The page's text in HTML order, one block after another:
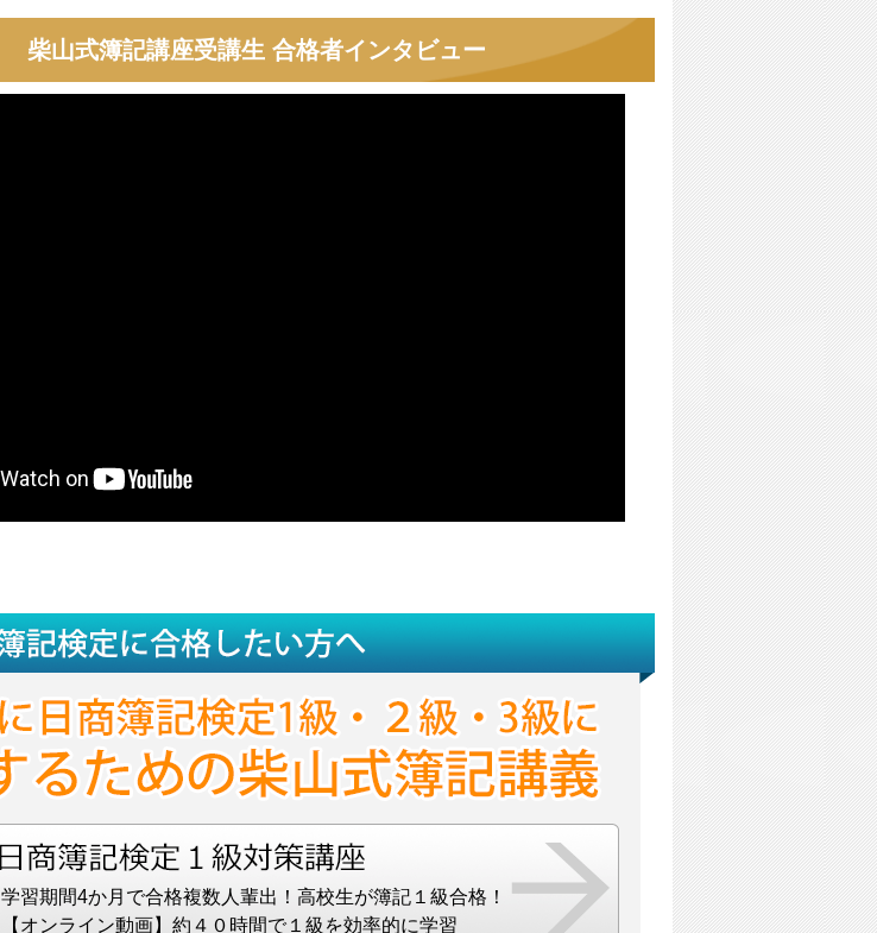
柴山式簿記講座受講生 合格者インタビュー
学習期間4か月で合格複数人輩出！高校生が簿記１級合格！
【オンライン動画】約４０時間で１級を効率的に学習